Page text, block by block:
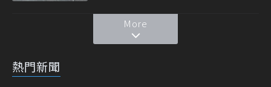
More
熱門新聞